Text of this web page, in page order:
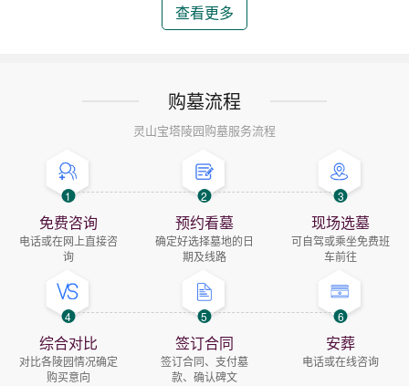
查看更多
购墓流程
灵山宝塔陵园购墓服务流程
1
免费咨询
电话或在网上直接咨
询
2
预约看墓
确定好选择墓地的日
期及线路
3
现场选墓
可自驾或乘坐免费班
车前往
4
综合对比
对比各陵园情况确定
购买意向
5
签订合同
签订合同、支付墓
款、确认碑文
6
安葬
电话或在线咨询